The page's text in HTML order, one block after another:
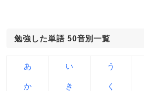
勉強した単語 50音別一覧
あ い う
か き く